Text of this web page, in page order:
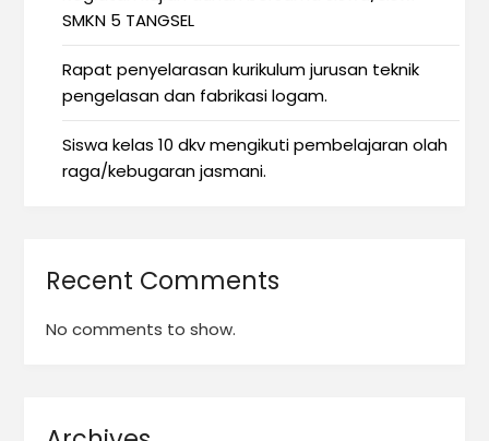
SMKN 5 TANGSEL
Rapat penyelarasan kurikulum jurusan teknik
pengelasan dan fabrikasi logam.
Siswa kelas 10 dkv mengikuti pembelajaran olah
raga/kebugaran jasmani.
Recent Comments
No comments to show.